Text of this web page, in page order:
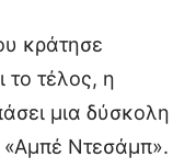
κράτησε
το τέλος, η
μια δύσκολη
«Αμπέ Ντεσάμπ».